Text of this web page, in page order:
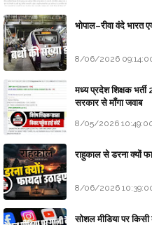
भोपाल–रीवा वंदे भारत
8/06/2026
मध्य प्रदेश शिक्षक भर्ती
सरकार से माँगा जवाब
8/05/2026
राहुकाल से डरना क्यों
8/06/2026
सोशल मीडिया पर